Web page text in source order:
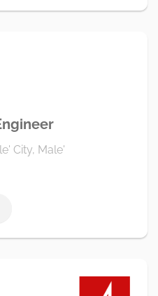
City, Male'